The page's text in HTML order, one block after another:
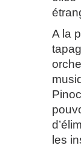
A la
les